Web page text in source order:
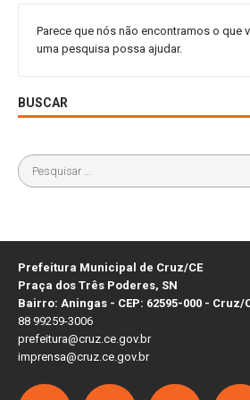
Parece que nós não encontramos o que
uma pesquisa possa ajudar.
BUSCAR
Prefeitura Municipal de Cruz/CE
Praça dos Três Poderes, SN
Bairro: Aningas - CEP: 62595-000 - Cruz/
88 99259-3006
prefeitura@cruz.ce.gov.br
imprensa@cruz.ce.gov.br